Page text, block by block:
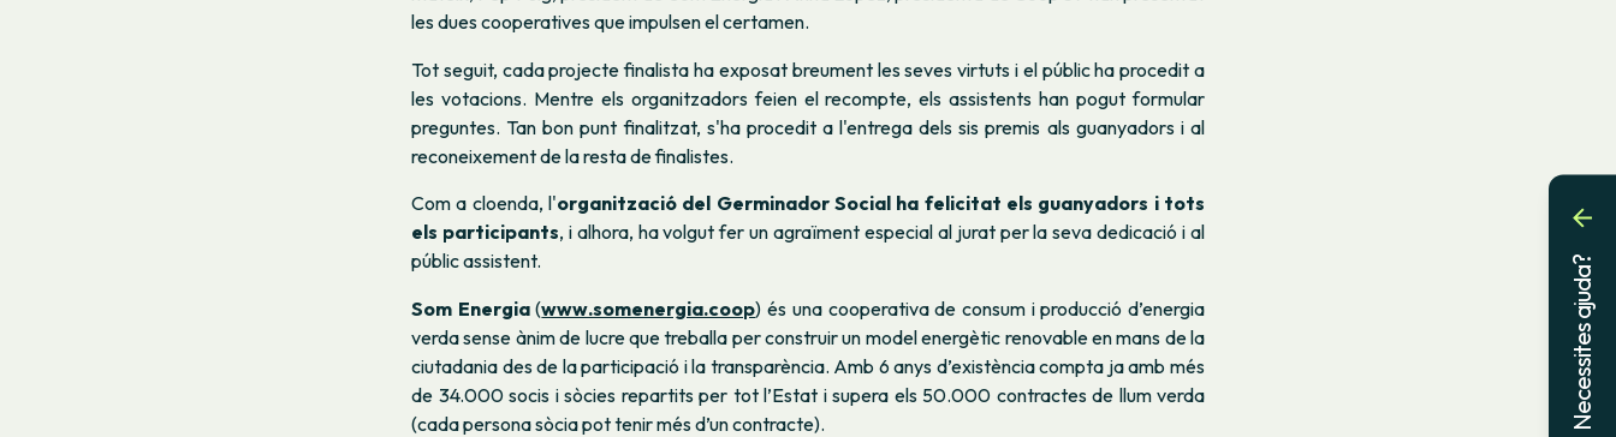
les dues cooperatives que impulsen el certamen.
Tot seguit, cada projecte finalista ha exposat breument les seves virtuts i el públic ha procedit a
les votacions. Mentre els organitzadors feien el recompte, els assistents han pogut formular
preguntes. Tan bon punt finalitzat, s'ha procedit a l'entrega dels sis premis als guanyadors i al
reconeixement de la resta de finalistes.
Com a cloenda, l'organització del Germinador Social ha felicitat els guanyadors i tots
els participants, i alhora, ha volgut fer un agraïment especial al jurat per la seva dedicació i al
públic assistent.
Som Energia(www.somenergia.coop) és una cooperativa de consum i producció d’energia
verda sense ànim de lucre que treballa per construir un model energètic renovable en mans de la
ciutadania des de la participació i la transparència. Amb 6 anys d’existència compta ja amb més
de 34.000 socis i sòcies repartits per tot l’Estat i supera els 50.000 contractes de llum verda
(cada persona sòcia pot tenir més d’un contracte).
Necessites ajuda?